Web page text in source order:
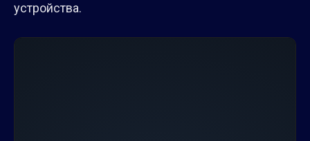
устройства.